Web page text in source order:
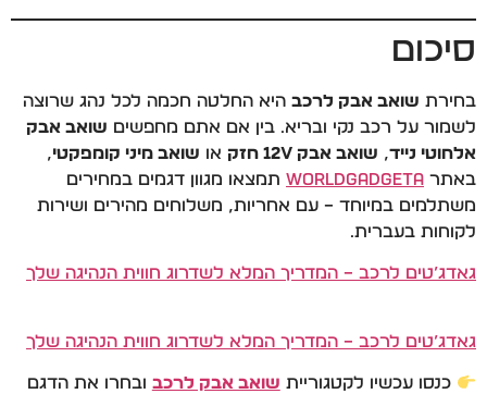
סיכום
בחירת שואב אבק לרכב היא החלטה חכמה לכל נהג שרוצה
לשמור על רכב נקי ובריא. בין אם אתם מחפשים שואב אבק
אלחוטי נייד, שואב אבק 12V חזק או שואב מיני קומפקטי,
באתר WorldGadgeta תמצאו מגוון דגמים במחירים
משתלמים במיוחד – עם אחריות, משלוחים מהירים ושירות
לקוחות בעברית.
גאדג’טים לרכב – המדריך המלא לשדרוג חווית הנהיגה שלך
גאדג’טים לרכב – המדריך המלא לשדרוג חווית הנהיגה שלך
כנסו עכשיו לקטגוריית שואב אבק לרכב ובחרו את הדגם